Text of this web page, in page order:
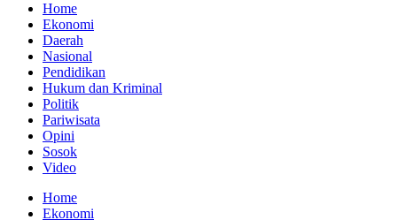
Home
Ekonomi
Daerah
Nasional
Pendidikan
Hukum dan Kriminal
Politik
Pariwisata
Opini
Sosok
Video
Home
Ekonomi